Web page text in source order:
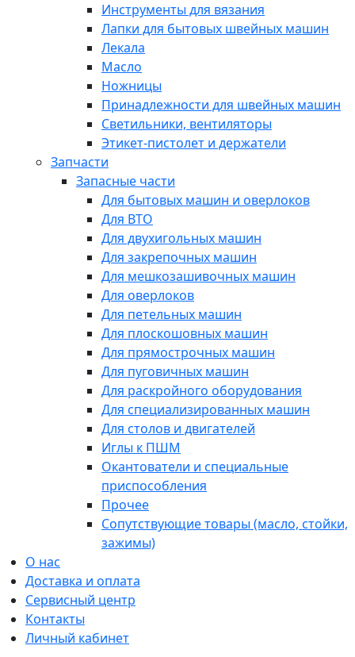
Инструменты для вязания
Лапки для бытовых швейных машин
Лекала
Масло
Ножницы
Принадлежности для швейных машин
Светильники, вентиляторы
Этикет-пистолет и держатели
Запчасти
Запасные части
Для бытовых машин и оверлоков
Для ВТО
Для двухигольных машин
Для закрепочных машин
Для мешкозашивочных машин
Для оверлоков
Для петельных машин
Для плоскошовных машин
Для прямострочных машин
Для пуговичных машин
Для раскройного оборудования
Для специализированных машин
Для столов и двигателей
Иглы к ПШМ
Окантователи и специальные
приспособления
Прочее
Сопутствующие товары (масло, стойки,
зажимы)
О нас
Доставка и оплата
Сервисный центр
Контакты
Личный кабинет